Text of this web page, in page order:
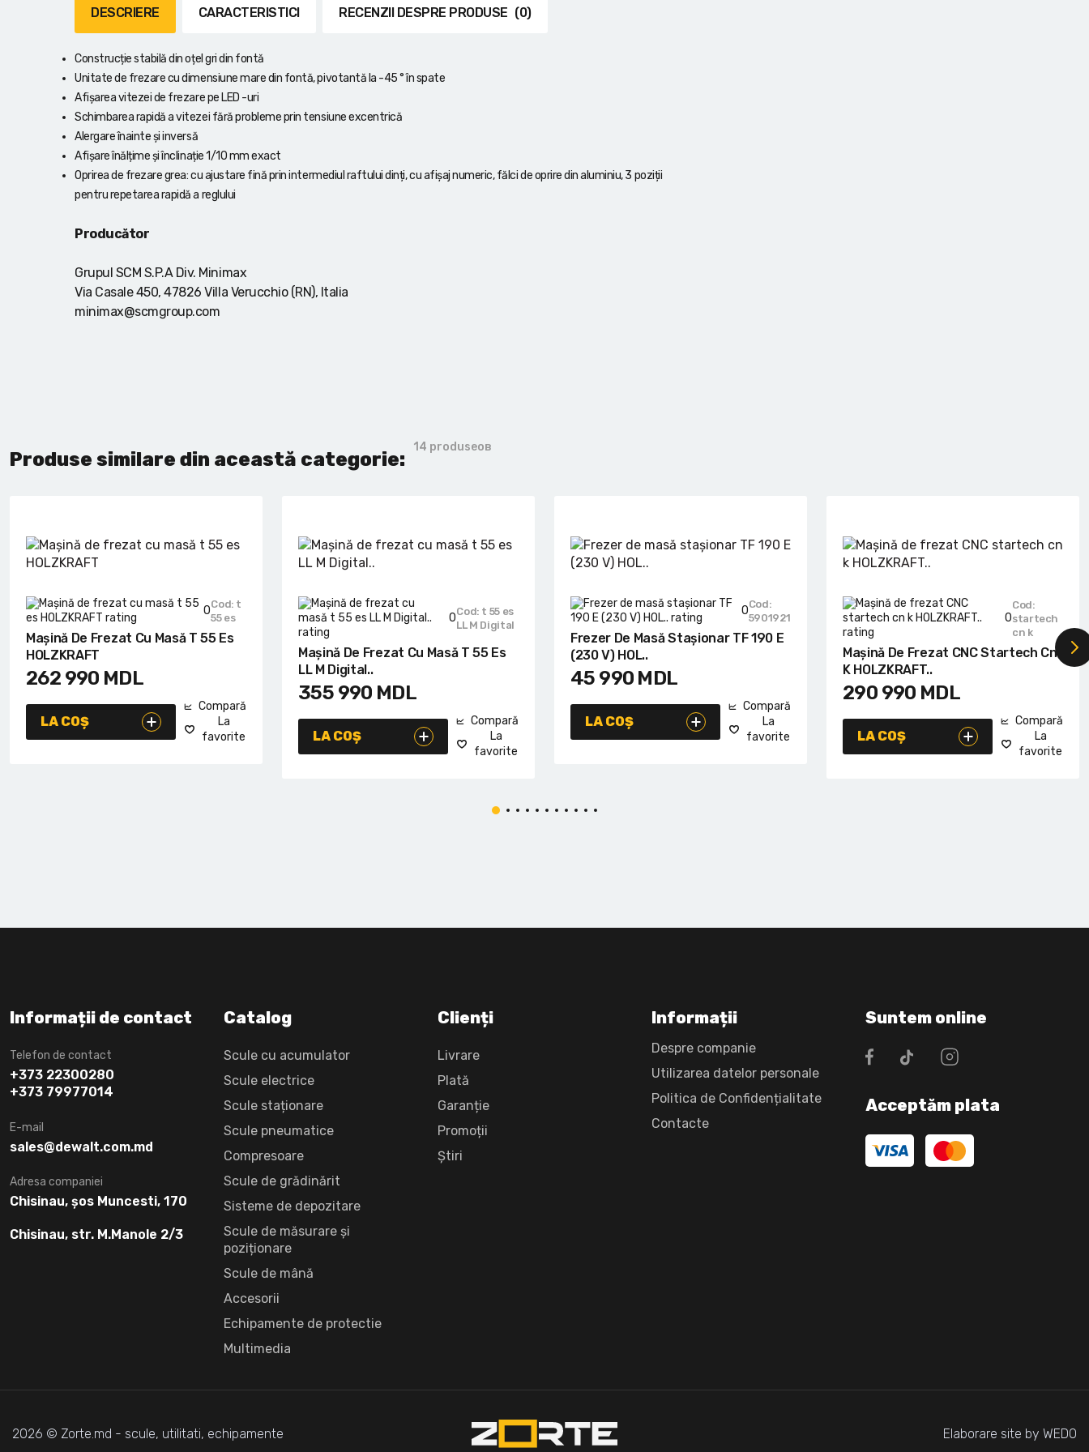
Acumulatoare si încărcătoare
Alte scule cu acumulator
DESCRIERE CARACTERISTICI RECENZII DESPRE PRODUSE (0)
Construcție stabilă din oțel gri din fontă
Unitate de frezare cu dimensiune mare din fontă, pivotantă la -45 ° în spate
Afișarea vitezei de frezare pe LED -uri
Schimbarea rapidă a vitezei fără probleme prin tensiune excentrică
Alergare înainte și inversă
Afișare înălțime și înclinație 1/10 mm exact
Oprirea de frezare grea: cu ajustare fină prin intermediul raftului dinți, cu afișaj numeric, fălci de oprire din aluminiu, 3 poziții
pentru repetarea rapidă a reglului
Producător
Grupul SCM S.P.A Div. Minimax
Via Casale 450, 47826 Villa Verucchio (RN), Italia
minimax@scmgroup.com
Produse similare din această categorie:
14 produseов
0Cod: t
55 es
Mașină De Frezat Cu Masă T 55 Es
HOLZKRAFT
262 990 MDL
LA COȘ
Compară
La
favorite
0Cod: t 55 es
LL M Digital
Mașină De Frezat Cu Masă T 55 Es
LL M Digital..
355 990 MDL
LA COȘ
Compară
La
favorite
0Cod:
5901921
Frezer De Masă Stașionar TF 190 E
(230 V) HOL..
45 990 MDL
LA COȘ
Compară
La
favorite
0
Cod:
startech
cn k
Mașină De Frezat CNC Startech Cn
K HOLZKRAFT..
290 990 MDL
LA COȘ
Compară
La
favorite
Informații de contact
Telefon de contact
+373 22300280
+373 79977014
E-mail
sales@dewalt.com.md
Adresa companiei
Chisinau, șos Muncesti, 170
Chisinau, str. M.Manole 2/3
Catalog
Scule cu acumulator
Scule electrice
Scule staționare
Scule pneumatice
Compresoare
Scule de grădinărit
Sisteme de depozitare
Scule de măsurare și
poziționare
Scule de mână
Accesorii
Echipamente de protectie
Multimedia
Clienți
Livrare
Plată
Garanție
Promoții
Știri
Informații
Despre companie
Utilizarea datelor personale
Politica de Confidențialitate
Сontacte
Suntem online
Acceptăm plata
2026 © Zorte.md - scule, utilitati, echipamente Elaborare site by WEDO